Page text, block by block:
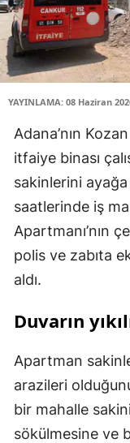
YAYINLAMA: 08 Haziran
Adana’nın
itfaiye binası
sakinlerini ayağa
saatlerinde iş
Apartmanı’nın
polis ve zabıta
aldı.
Duvarın
Apartman
arazileri
bir mahalle
sökülmesine ve